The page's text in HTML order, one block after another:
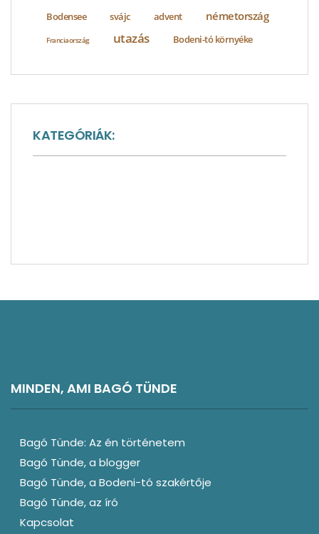
Bodensee svájc advent németország
Franciaország utazás Bodeni-tó környéke
KATEGÓRIÁK:
MINDEN, AMI BAGÓ TÜNDE
Bagó Tünde: Az én történetem
Bagó Tünde, a blogger
Bagó Tünde, a Bodeni-tó szakértője
Bagó Tünde, az író
Kapcsolat